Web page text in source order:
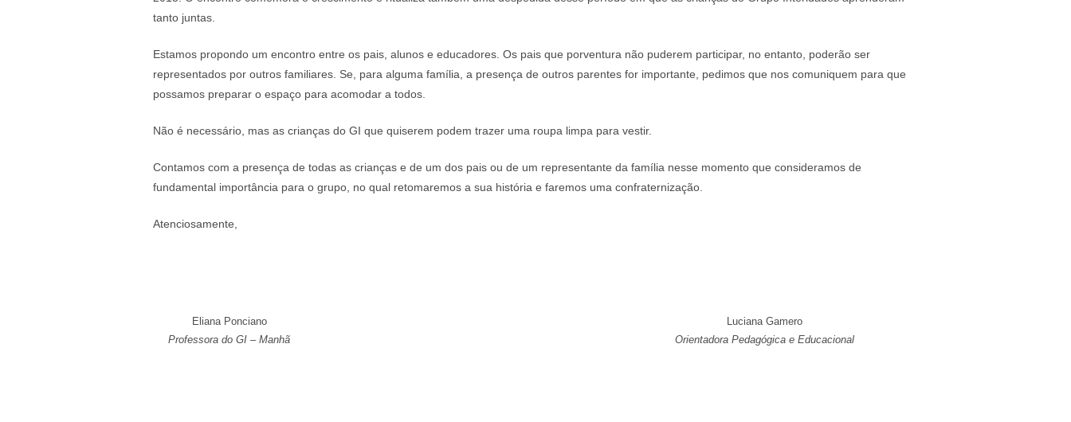
tanto juntas.
Estamos propondo um encontro entre os pais, alunos e educadores. Os pais que porventura não puderem participar, no entanto, poderão ser
representados por outros familiares. Se, para alguma família, a presença de outros parentes for importante, pedimos que nos comuniquem para que
possamos preparar o espaço para acomodar a todos.
Não é necessário, mas as crianças do GI que quiserem podem trazer uma roupa limpa para vestir.
Contamos com a presença de todas as crianças e de um dos pais ou de um representante da família nesse momento que consideramos de
fundamental importância para o grupo, no qual retomaremos a sua história e faremos uma confraternização.
Atenciosamente,
Eliana Ponciano
Professora do GI – Manhã
Luciana Gamero
Orientadora Pedagógica e Educacional